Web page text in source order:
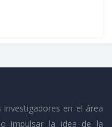
en el área
impulsar la idea de la